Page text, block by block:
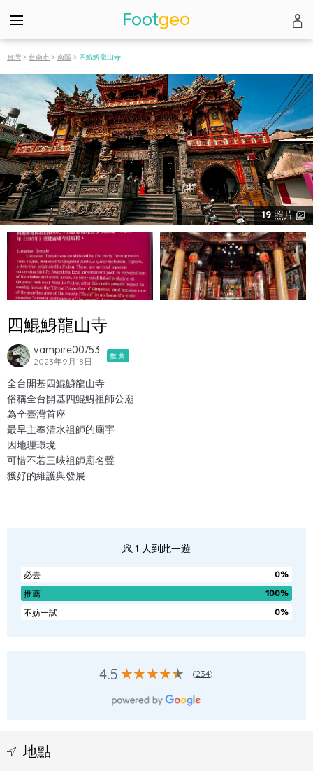
台灣 > 台南市 > 南區 > 四鯤鯓龍山寺
19照片
四鯤鯓龍山寺
vampire00753
2023年9月18日
推薦
全台開基四鯤鯓龍山寺
俗稱全台開基四鯤鯓祖師公廟
為全臺灣首座
最早主奉清水祖師的廟宇
因地理環境
可惜不若三峽祖師廟名聲
獲好的維護與發展
1 人到此一遊
必去
0%
推薦
100%
不妨一試
0%
4.5 (234)
地點